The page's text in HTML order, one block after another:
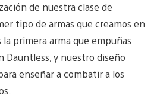
de nuestra clase de
tipo de armas que creamos en
la primera arma que empuñas
y nuestro diseño
enseñar a combatir a los